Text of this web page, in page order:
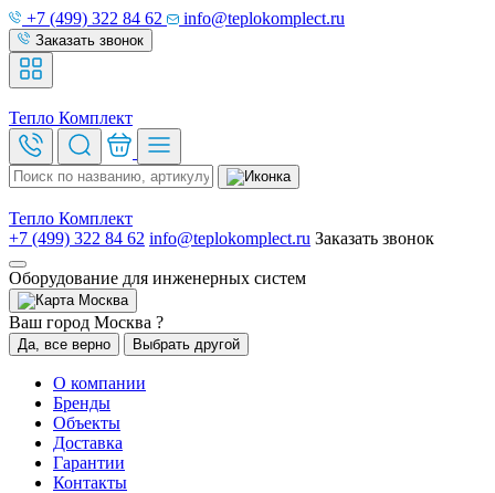
+7 (499) 322 84 62 info@teplokomplect.ru
Заказать звонок
Тепло Комплект
Тепло Комплект
+7 (499) 322 84 62 info@teplokomplect.ru Заказать звонок
Оборудование для инженерных систем
Москва
Ваш город Москва ?
Да, все верно Выбрать другой
О компании
Бренды
Объекты
Доставка
Гарантии
Контакты